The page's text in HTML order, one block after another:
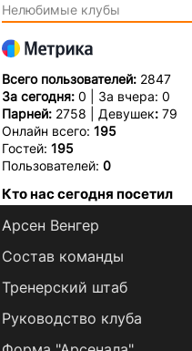
Нелюбимые клубы
Всего пользователей: 2847
За сегодня: 0 | За вчера: 0
Парней: 2758 | Девушек: 79
Онлайн всего: 195
Гостей: 195
Пользователей: 0
Кто нас сегодня посетил
Арсен Венгер
Состав команды
Тренерский штаб
Руководство клуба